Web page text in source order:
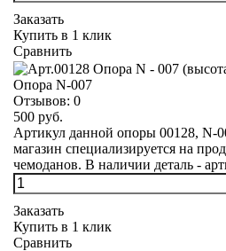
Заказать
Купить в 1 клик
Сравнить
Опора N-007
Отзывов: 0
500 руб.
Артикул данной опоры 00128, N-
магазин специализируется на
чемоданов. В наличии деталь -
Заказать
Купить в 1 клик
Сравнить